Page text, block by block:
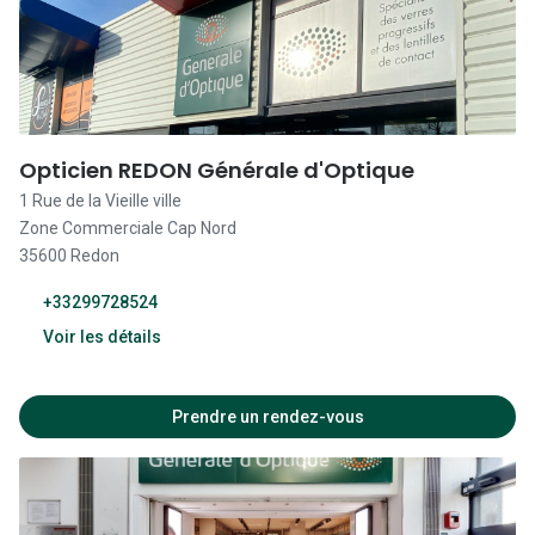
09:00 - 19:30
09:00 - 19:30
Opticien REDON Générale d'Optique
1 Rue de la Vieille ville
Zone Commerciale Cap Nord
35600 Redon
+33299728524
Voir les détails
Fermé
14:00 - 19:00
Prendre un rendez-vous